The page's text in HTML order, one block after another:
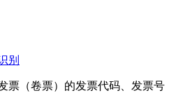
别
票（卷票）的发票代码、发票号